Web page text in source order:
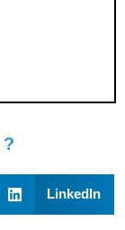
LinkedIn